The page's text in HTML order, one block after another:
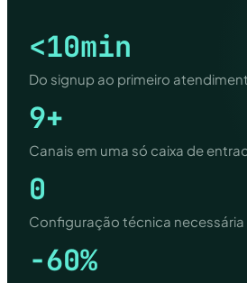
<10min
Do signup ao primeiro
9+
Canais em uma só caixa de
0
Configuração técnica necessária
-60%